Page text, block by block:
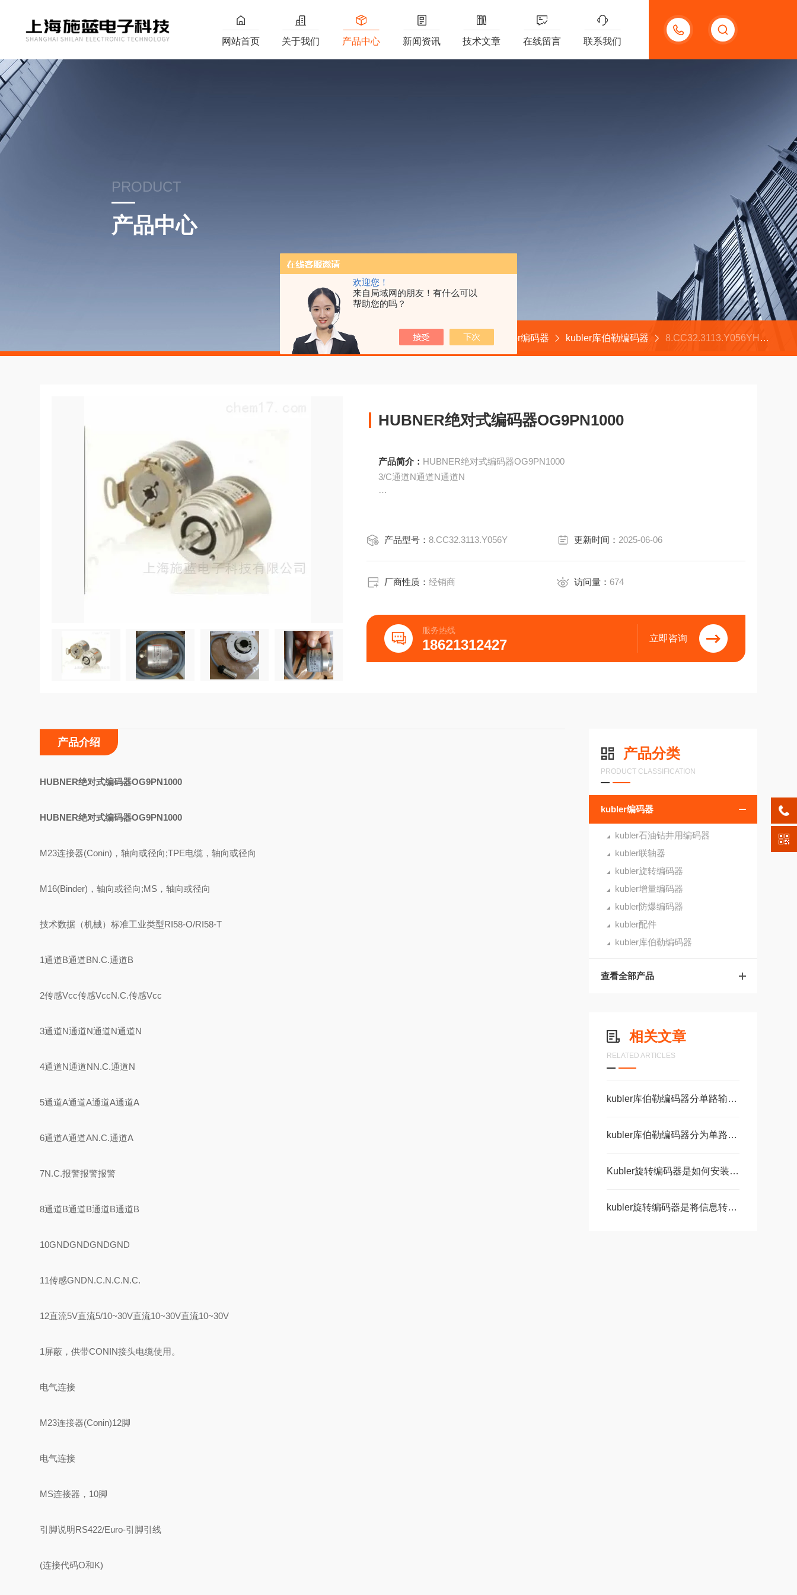
欢迎您！
来自局域网的朋友！有什么可以
帮助您的吗？
18621312427
网站首页 关于我们 产品中心 新闻资讯 技术文章 在线留言 联系我们
PRODUCT
产品中心
首页 产品中心 kubler编码器 kubler库伯勒编码器 8.CC32.3113.Y056YHUBNER绝对式编码器OG9PN1000
HUBNER绝对式编码器OG9PN1000
产品简介： HUBNER绝对式编码器OG9PN1000
3/C通道N通道N通道N
4/D直流5/10~30V直流10~30V直流10~30V
7/G通道A屏蔽通道A
引脚分配接头计数器逆时针方向(CCW)接头顺时针方向(CW)
TPE电缆(EF)颜色输出RS422
产品型号：8.CC32.3113.Y056Y 更新时间： 2025-06-06
厂商性质：经销商 访问量： 674
服务热线
18621312427 立即咨询
产品分类
PRODUCT CLASSIFICATION
kubler编码器
kubler石油钻井用编码器
kubler联轴器
kubler旋转编码器
kubler增量编码器
kubler防爆编码器
kubler配件
kubler库伯勒编码器
查看全部产品
相关文章
RELATED ARTICLES
kubler库伯勒编码器分单路输出和双路输出
kubler库伯勒编码器分为单路输出和双路输出两种
Kubler旋转编码器是如何安装的呢？
kubler旋转编码器是将信息转化为数字语言的神奇工具
产品介绍
HUBNER绝对式编码器OG9PN1000
HUBNER绝对式编码器OG9PN1000
M23连接器(Conin)，轴向或径向;TPE电缆，轴向或径向
M16(Binder)，轴向或径向;MS，轴向或径向
技术数据（机械）标准工业类型RI58-O/RI58-T
1通道B通道BN.C.通道B
2传感Vcc传感VccN.C.传感Vcc
3通道N通道N通道N通道N
4通道N通道NN.C.通道N
5通道A通道A通道A通道A
6通道A通道AN.C.通道A
7N.C.报警报警报警
8通道B通道B通道B通道B
10GNDGNDGNDGND
11传感GNDN.C.N.C.N.C.
12直流5V直流5/10~30V直流10~30V直流10~30V
1屏蔽，供带CONIN接头电缆使用。
电气连接
M23连接器(Conin)12脚
电气连接
MS连接器，10脚
引脚说明RS422/Euro-引脚引线
(连接代码O和K)